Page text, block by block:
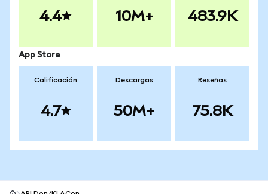
4.4 10M+ 483.9K
App Store
Calificación
4.7
Descargas
50M+
Reseñas
75.8K